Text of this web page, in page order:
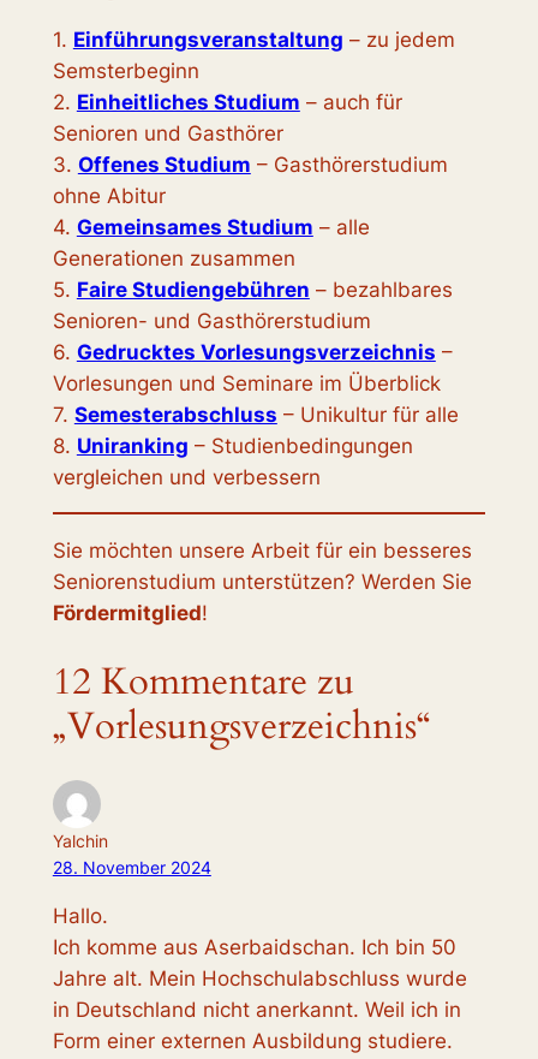
1. Einführungsveranstaltung – zu jedem
Semsterbeginn
2. Einheitliches Studium – auch für
Senioren und Gasthörer
3. Offenes Studium – Gasthörerstudium
ohne Abitur
4. Gemeinsames Studium – alle
Generationen zusammen
5. Faire Studiengebühren – bezahlbares
Senioren- und Gasthörerstudium
6. Gedrucktes Vorlesungsverzeichnis –
Vorlesungen und Seminare im Überblick
7. Semesterabschluss – Unikultur für alle
8. Uniranking – Studienbedingungen
vergleichen und verbessern
Sie möchten unsere Arbeit für ein besseres
Seniorenstudium unterstützen? Werden Sie
Fördermitglied!
12 Kommentare zu
„Vorlesungsverzeichnis“
Yalchin
28. November 2024
Hallo.
Ich komme aus Aserbaidschan. Ich bin 50
Jahre alt. Mein Hochschulabschluss wurde
in Deutschland nicht anerkannt. Weil ich in
Form einer externen Ausbildung studiere.